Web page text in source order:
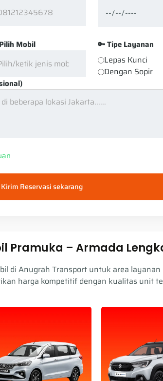
Mobil 🔑 Tipe Layanan
Lepas Kunci
Dengan Sopir
Kirim Reservasi sekarang
Pramuka – Armada
di Anugrah Transport untuk area layanan
harga kompetitif dengan kualitas unit